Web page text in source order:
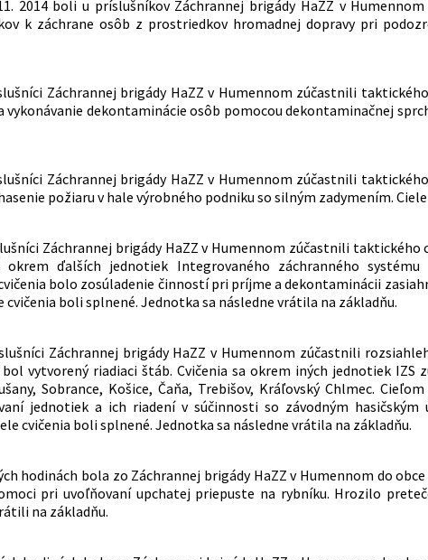
2014 boli u príslušníkov Záchrannej brigády HaZZ v
k záchrane osôb z prostriedkov hromadnej dopravy pri
Záchrannej brigády HaZZ v Humennom zúčastnili
vykonávanie dekontaminácie osôb pomocou dekontaminačnej
Záchrannej brigády HaZZ v Humennom zúčastnili
požiaru v hale výrobného podniku so silným zadymením.
Záchrannej brigády HaZZ v Humennom zúčastnili
okrem ďalších jednotiek Integrovaného záchranného
bolo zosúladenie činností pri príjme a dekontaminácii
cvičenia boli splnené. Jednotka sa následne vrátila na základňu.
Záchrannej brigády HaZZ v Humennom zúčastnili
vytvorený riadiaci štáb. Cvičenia sa okrem iných jednotiek IZS
Sobrance, Košice, Čaňa, Trebišov, Kráľovský Chlmec.
jednotiek a ich riadení v súčinnosti so závodným
cvičenia boli splnené. Jednotka sa následne vrátila na základňu.
hodinách bola zo Záchrannej brigády HaZZ v Humennom do
pri uvoľňovaní upchatej priepuste na rybníku. Hrozilo
na základňu.